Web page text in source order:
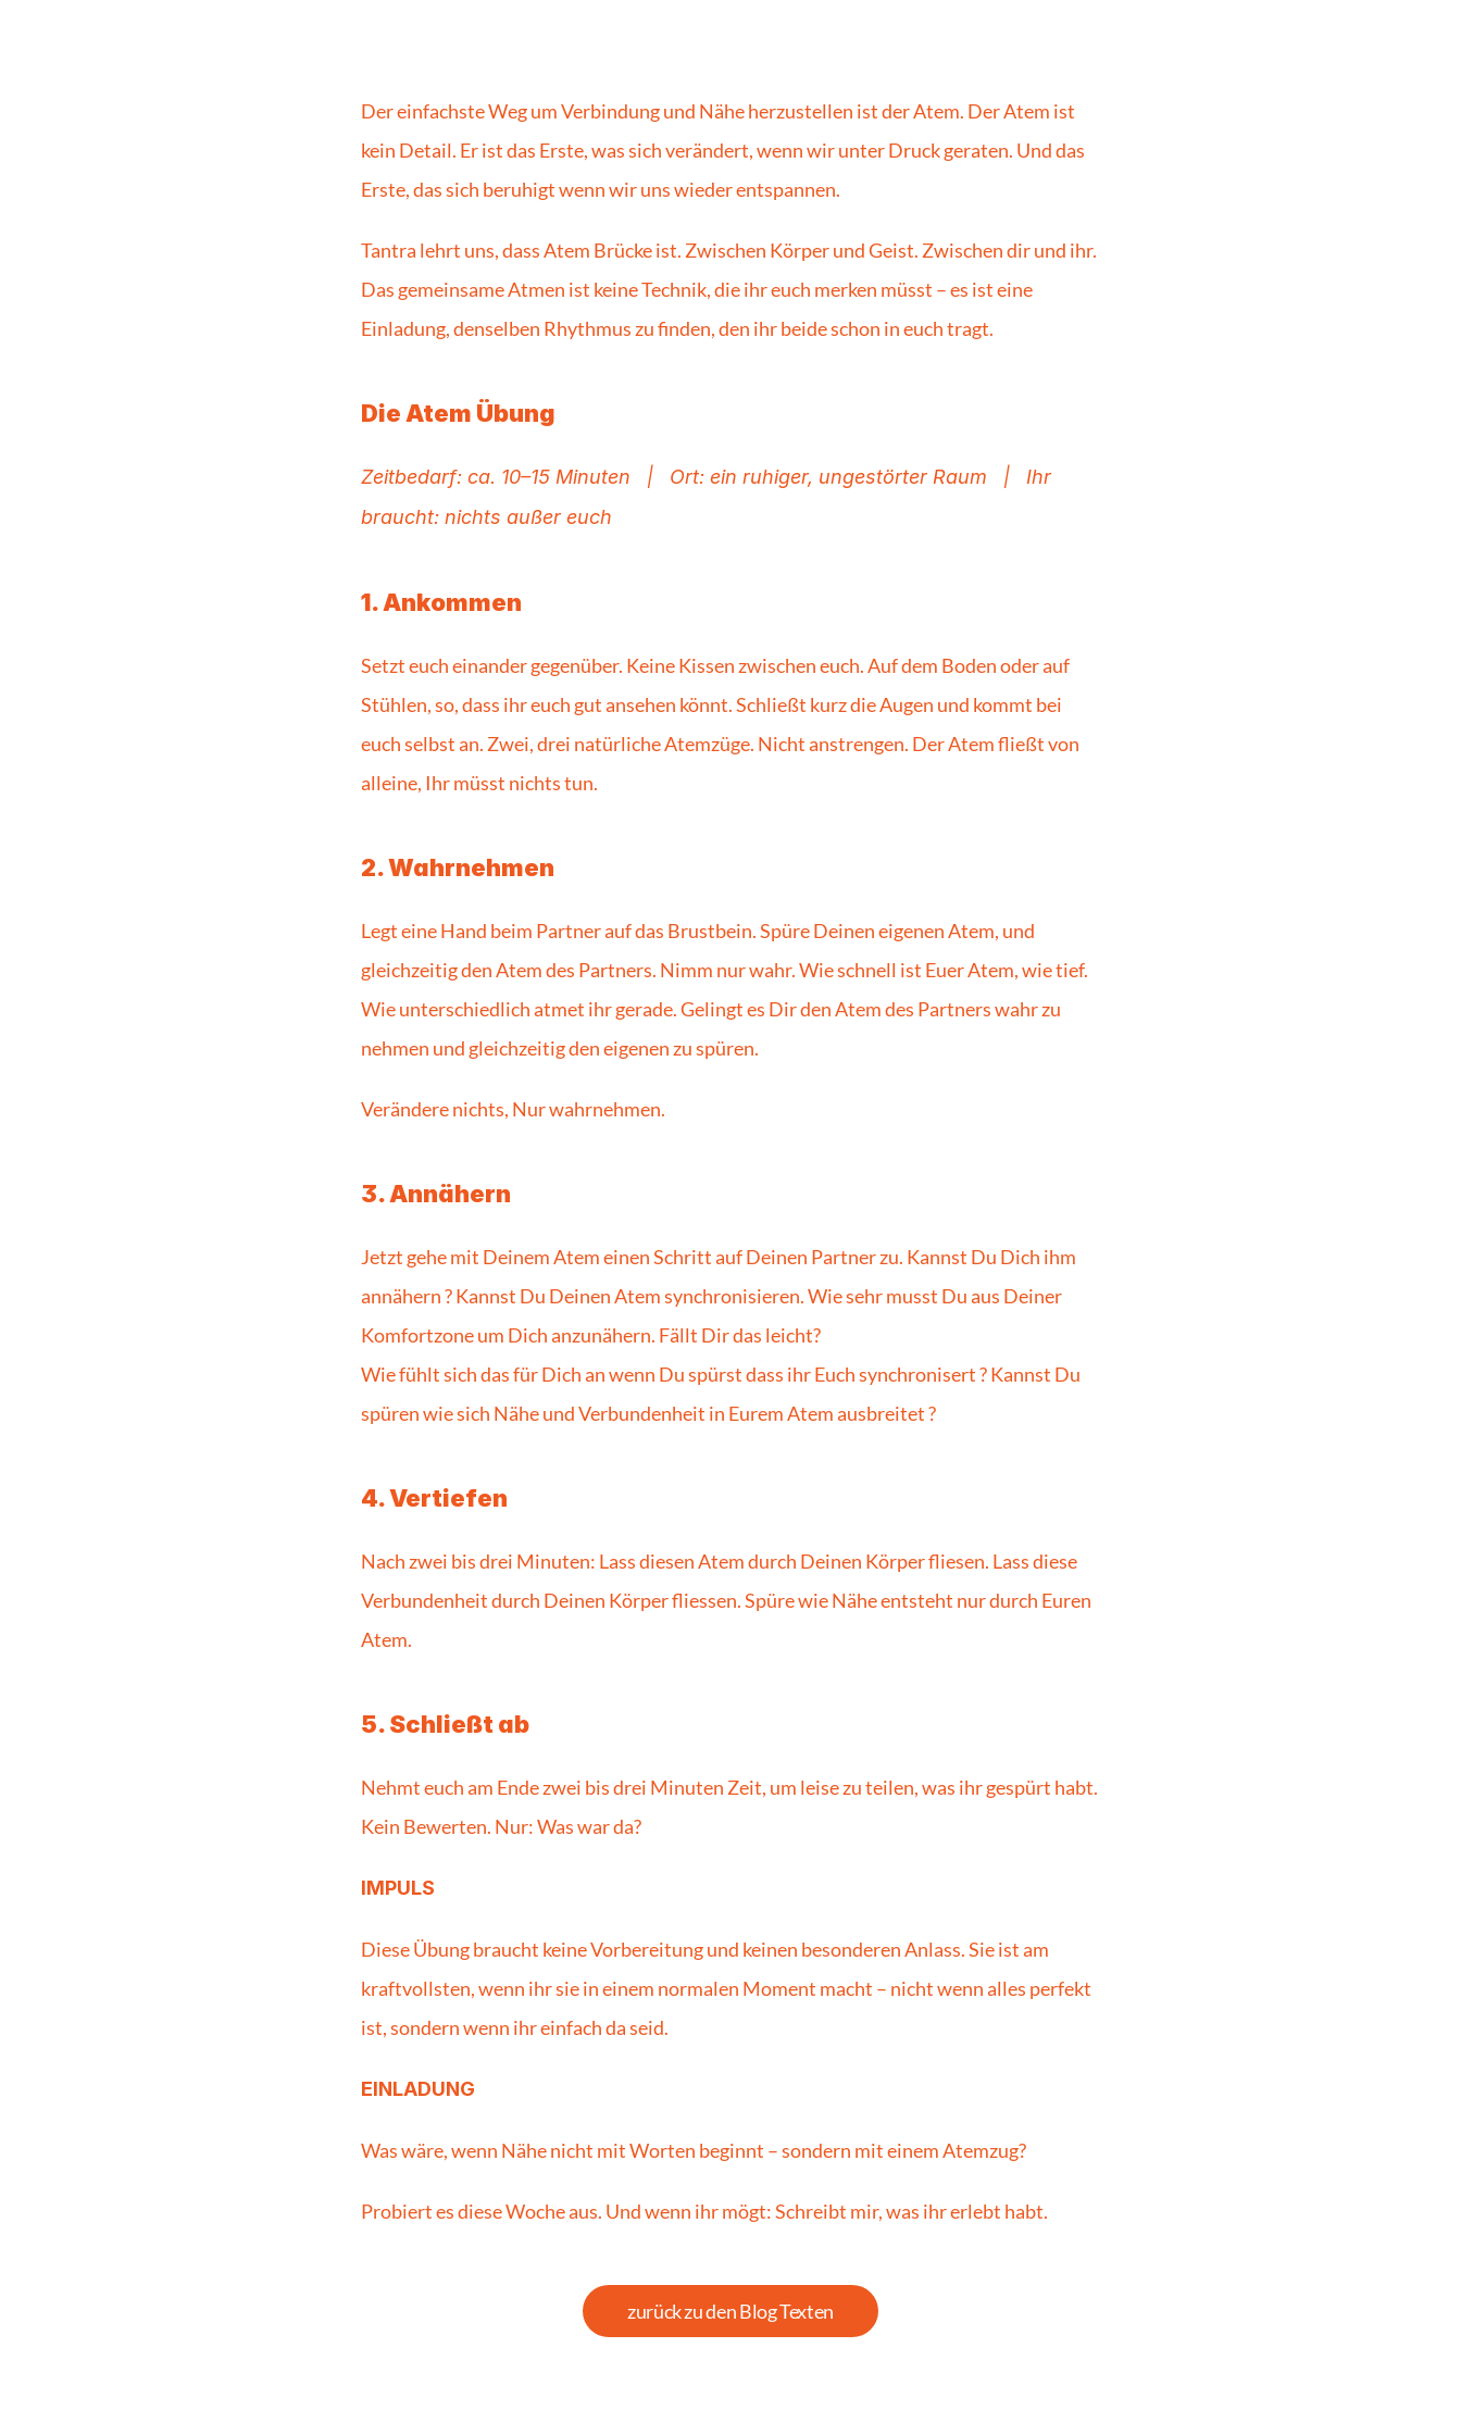
Der einfachste Weg um Verbindung und Nähe herzustellen ist der Atem. Der Atem ist
kein Detail. Er ist das Erste, was sich verändert, wenn wir unter Druck geraten. Und das
Erste, das sich beruhigt wenn wir uns wieder entspannen.
Tantra lehrt uns, dass Atem Brücke ist. Zwischen Körper und Geist. Zwischen dir und ihr.
Das gemeinsame Atmen ist keine Technik, die ihr euch merken müsst – es ist eine
Einladung, denselben Rhythmus zu finden, den ihr beide schon in euch tragt.
Die Atem Übung
Zeitbedarf: ca. 10–15 Minuten   |   Ort: ein ruhiger, ungestörter Raum   |   Ihr
braucht: nichts außer euch
1. Ankommen
Setzt euch einander gegenüber. Keine Kissen zwischen euch. Auf dem Boden oder auf
Stühlen, so, dass ihr euch gut ansehen könnt. Schließt kurz die Augen und kommt bei
euch selbst an. Zwei, drei natürliche Atemzüge. Nicht anstrengen. Der Atem fließt von
alleine, Ihr müsst nichts tun.
2. Wahrnehmen
Legt eine Hand beim Partner auf das Brustbein. Spüre Deinen eigenen Atem, und
gleichzeitig den Atem des Partners. Nimm nur wahr. Wie schnell ist Euer Atem, wie tief.
Wie unterschiedlich atmet ihr gerade. Gelingt es Dir den Atem des Partners wahr zu
nehmen und gleichzeitig den eigenen zu spüren.
Verändere nichts, Nur wahrnehmen.
3. Annähern
Jetzt gehe mit Deinem Atem einen Schritt auf Deinen Partner zu. Kannst Du Dich ihm
annähern ? Kannst Du Deinen Atem synchronisieren. Wie sehr musst Du aus Deiner
Komfortzone um Dich anzunähern. Fällt Dir das leicht?
Wie fühlt sich das für Dich an wenn Du spürst dass ihr Euch synchronisert ? Kannst Du
spüren wie sich Nähe und Verbundenheit in Eurem Atem ausbreitet ?
4. Vertiefen
Nach zwei bis drei Minuten: Lass diesen Atem durch Deinen Körper fliesen. Lass diese
Verbundenheit durch Deinen Körper fliessen. Spüre wie Nähe entsteht nur durch Euren
Atem.
5. Schließt ab
Nehmt euch am Ende zwei bis drei Minuten Zeit, um leise zu teilen, was ihr gespürt habt.
Kein Bewerten. Nur: Was war da?
IMPULS
Diese Übung braucht keine Vorbereitung und keinen besonderen Anlass. Sie ist am
kraftvollsten, wenn ihr sie in einem normalen Moment macht – nicht wenn alles perfekt
ist, sondern wenn ihr einfach da seid.
EINLADUNG
Was wäre, wenn Nähe nicht mit Worten beginnt – sondern mit einem Atemzug?
Probiert es diese Woche aus. Und wenn ihr mögt: Schreibt mir, was ihr erlebt habt.
zurück zu den Blog Texten